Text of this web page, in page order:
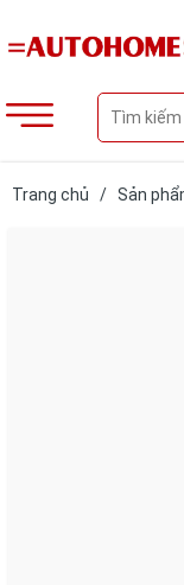
Trang chủ / Sản